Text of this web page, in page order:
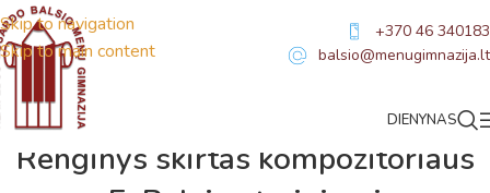
Skip to navigation
Skip to main content
+370 46 340183
balsio@menugimnazija.lt
DIENYNAS
Renginys skirtas kompozitoriaus